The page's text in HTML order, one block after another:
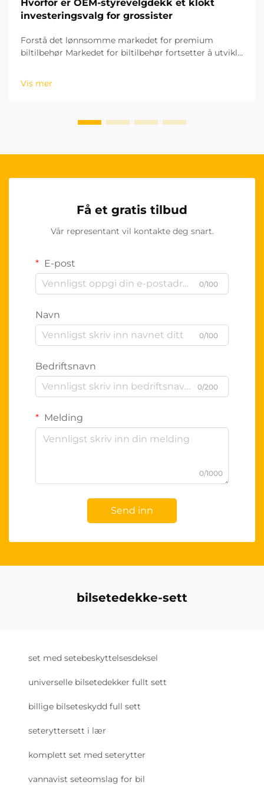
Hvorfor er OEM-styrevelgdekk et klokt
investeringsvalg for grossister
Forstå det lønnsomme markedet for premium
biltilbehør Markedet for biltilbehør fortsetter å utvikle
spesielt lønnsomt produktsegment for grossister.
Disse høykvalitetsproduktene...
Vis mer
Få et gratis tilbud
Vår representant vil kontakte deg snart.
E-post
0/100
Navn
0/100
Bedriftsnavn
0/200
Melding
0/1000
Send inn
bilsetedekke-sett
set med setebeskyttelsesdeksel
universelle bilsetedekker fullt sett
billige bilseteskydd full sett
seteryttersett i lær
komplett set med seterytter
vannavist seteomslag for bil